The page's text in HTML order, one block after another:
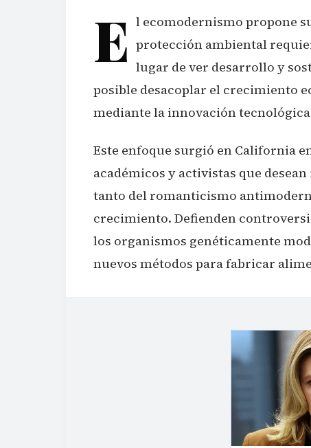
E l ecomodernismo propone
protección ambiental
lugar de ver desarrollo y
posible desacoplar el crecimiento
mediante la innovación
Este enfoque surgió en California
académicos y activistas que
tanto del romanticismo
crecimiento. Defienden
los organismos genéticamente
nuevos métodos para fabricar